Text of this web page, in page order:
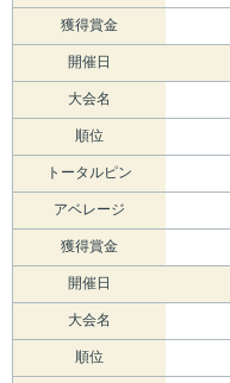
獲得賞金
開催日
大会名
順位
トータルピン
アベレージ
獲得賞金
開催日
大会名
順位